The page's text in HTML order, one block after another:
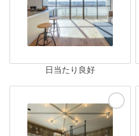
日当たり良好